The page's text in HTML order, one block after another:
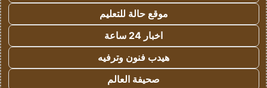
موقع حالة للتعليم
اخبار 24 ساعة
هيدب فنون وترفيه
صحيفة العالم